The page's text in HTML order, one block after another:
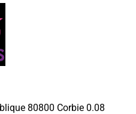
80800 Corbie 0.08